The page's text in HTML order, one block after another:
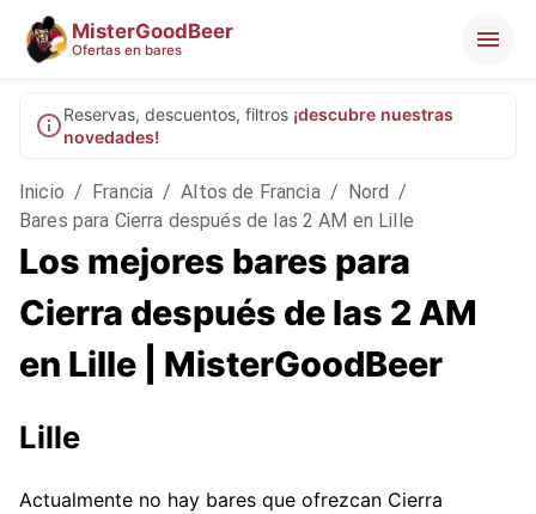
MisterGoodBeer
Ofertas en bares
Reservas, descuentos, filtros ¡descubre nuestras
novedades!
Inicio / Francia / Altos de Francia / Nord /
Bares para Cierra después de las 2 AM en Lille
Los mejores bares para
Cierra después de las 2 AM
en Lille | MisterGoodBeer
Lille
Actualmente no hay bares que ofrezcan Cierra